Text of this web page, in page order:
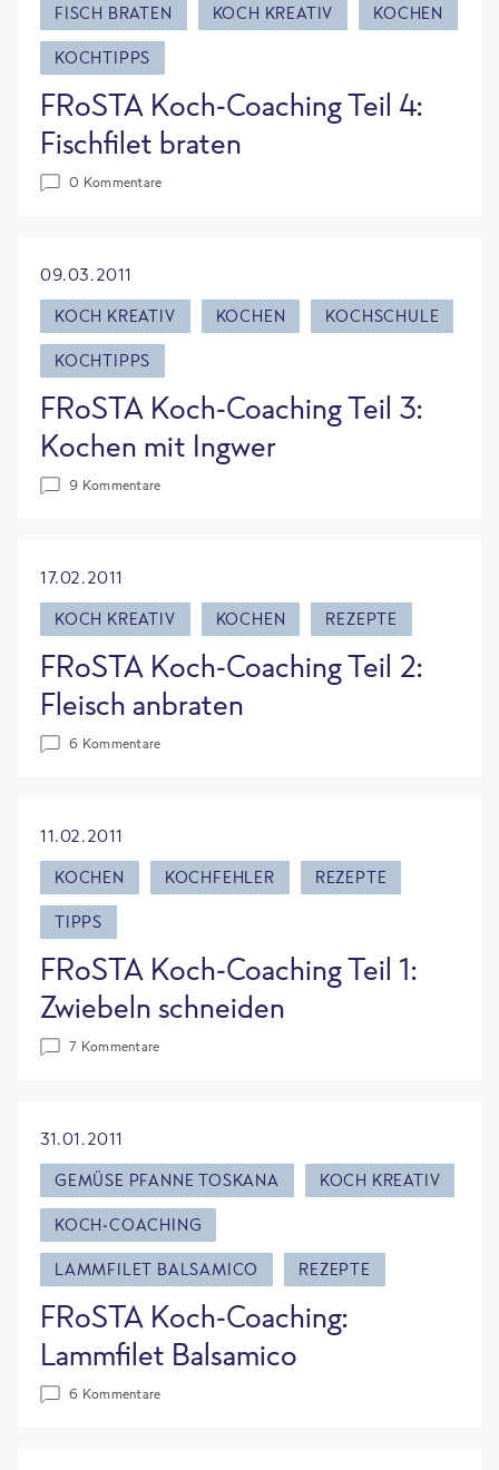
FISCH BRATEN
KOCH KREATIV KOCHEN
KOCHTIPPS
FRoSTA Koch-Coaching Teil 4:
Fischfilet braten
0 Kommentare
09.03.2011
KOCH KREATIV
KOCHEN KOCHSCHULE
KOCHTIPPS
FRoSTA Koch-Coaching Teil 3:
Kochen mit Ingwer
9 Kommentare
17.02.2011
KOCH KREATIV
KOCHEN REZEPTE
FRoSTA Koch-Coaching Teil 2:
Fleisch anbraten
6 Kommentare
11.02.2011
KOCHEN
KOCHFEHLER REZEPTE
TIPPS
FRoSTA Koch-Coaching Teil 1:
Zwiebeln schneiden
7 Kommentare
31.01.2011
GEMÜSE PFANNE TOSKANA
KOCH KREATIV
KOCH-COACHING
LAMMFILET BALSAMICO REZEPTE
FRoSTA Koch-Coaching:
Lammfilet Balsamico
6 Kommentare